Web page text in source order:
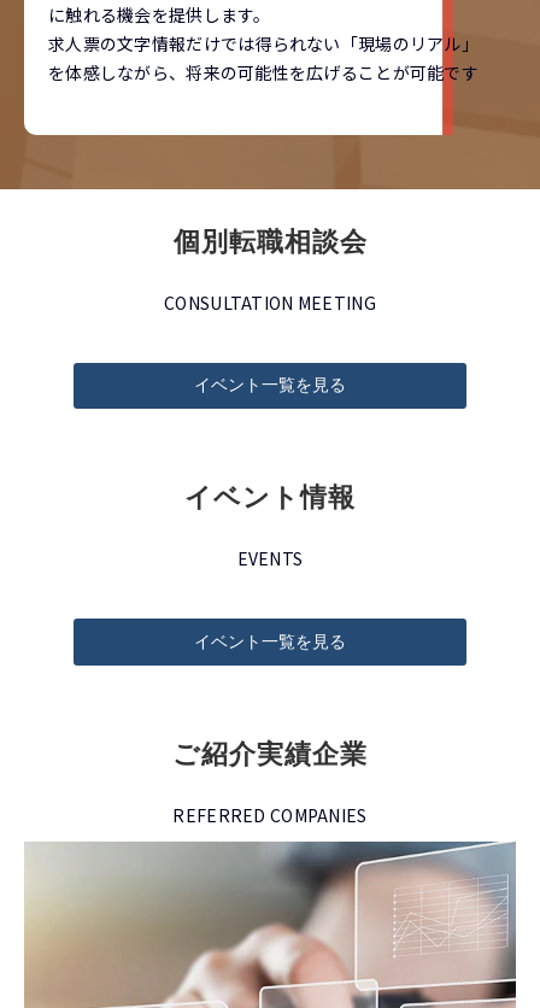
に触れる機会を提供します。
求人票の文字情報だけでは得られない「現場のリアル」
を体感しながら、将来の可能性を広げることが可能です
個別転職相談会
CONSULTATION MEETING
イベント一覧を見る
イベント情報
EVENTS
イベント一覧を見る
ご紹介実績企業
REFERRED COMPANIES